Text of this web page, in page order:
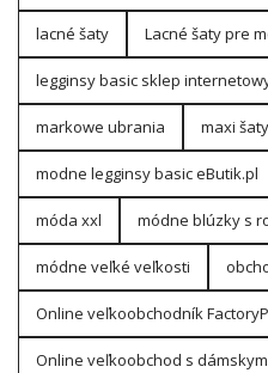
lacné šaty Lacné šaty pre
legginsy basic sklep
markowe ubrania maxi šaty
modne legginsy basic eButik.pl
móda xxl módne blúzky s
módne veľké veľkosti
Online veľkoobchodník
Online veľkoobchod s